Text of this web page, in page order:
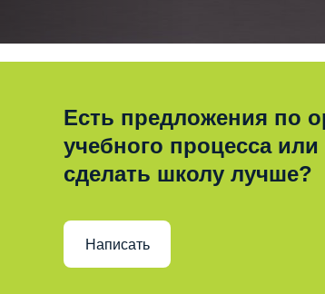
Есть предложения по
учебного процесса или
сделать школу лучше?
Написать